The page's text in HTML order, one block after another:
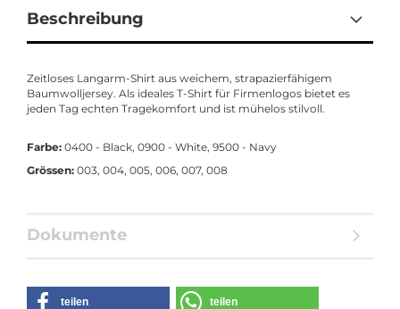
Beschreibung
Zeitloses Langarm-Shirt aus weichem, strapazierfähigem
Baumwolljersey. Als ideales T-Shirt für Firmenlogos bietet es
jeden Tag echten Tragekomfort und ist mühelos stilvoll.
Farbe: 0400 - Black, 0900 - White, 9500 - Navy
Grössen: 003, 004, 005, 006, 007, 008
Dokumente
teilen teilen